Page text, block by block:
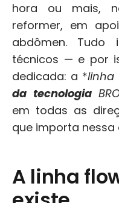
hora ou mais,
reformer, em
abdômen. Tudo
técnicos — e por
dedicada: a *linha
da tecnologia
em todas as
que importa nessa
A linha